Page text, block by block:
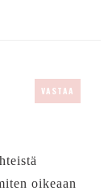
VASTAA
oikeaan